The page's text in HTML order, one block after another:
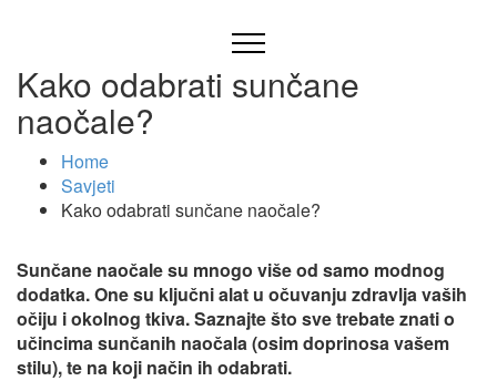
Kako odabrati sunčane
naočale?
Home
Savjeti
Kako odabrati sunčane naočale?
Sunčane naočale su mnogo više od samo modnog
dodatka. One su ključni alat u očuvanju zdravlja vaših
očiju i okolnog tkiva. Saznajte što sve trebate znati o
učincima sunčanih naočala (osim doprinosa vašem
stilu), te na koji način ih odabrati.